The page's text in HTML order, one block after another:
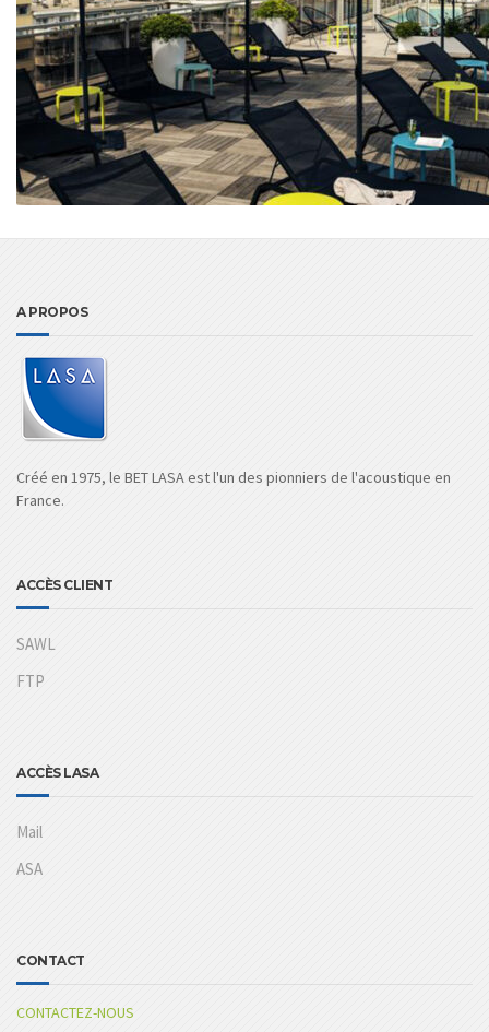
A PROPOS
Créé en 1975, le BET LASA est l'un des pionniers de l'acoustique en
France.
ACCÈS CLIENT
SAWL
FTP
ACCÈS LASA
Mail
ASA
CONTACT
CONTACTEZ-NOUS